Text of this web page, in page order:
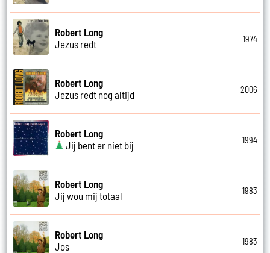
Robert Long
Jezus redt
1974
Robert Long
Jezus redt nog altijd
2006
Robert Long
Jij bent er niet bij
1994
Robert Long
Jij wou mij totaal
1983
Robert Long
Jos
1983